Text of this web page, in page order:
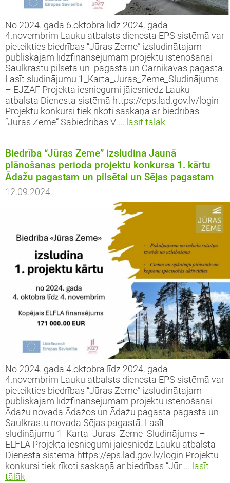
No 2024. gada 6.oktobra līdz 2024. gada
4.novembrim Lauku atbalsts dienesta EPS sistēmā var
pieteikties biedrības “Jūras Zeme” izsludinātajam
publiskajam līdzfinansējumam projektu īstenošanai
Saulkrastu pilsētā un pagastā un Carnikavas pagastā.
Lasīt sludinājumu 1_Karta_Juras_Zeme_Sludinājums
– EJZAF Projekta iesniegumi jāiesniedz Lauku
atbalsta Dienesta sistēmā https://eps.lad.gov.lv/login
Projektu konkursi tiek rīkoti saskaņā ar biedrības
“Jūras Zeme” Sabiedrības V ... lasīt tālāk
Biedrība “Jūras Zeme” izsludina Jaunā
plānošanas perioda projektu konkursa 1. kārtu
Ādažu pagastam un pilsētai un Sējas pagastam
12.09.2024.
No 2024. gada 4.oktobra līdz 2024. gada
4.novembrim Lauku atbalsts dienesta EPS sistēmā var
pieteikties biedrības “Jūras Zeme” izsludinātajam
publiskajam līdzfinansējumam projektu īstenošanai
Ādažu novada Ādažos un Ādažu pagastā pagastā un
Saulkrastu novada Sējas pagastā. Lasīt
sludinājumu 1_Karta_Juras_Zeme_Sludinājums –
ELFLA Projekta iesniegumi jāiesniedz Lauku atbalsta
Dienesta sistēmā https://eps.lad.gov.lv/login Projektu
konkursi tiek rīkoti saskaņā ar biedrības “Jūr ... lasīt
tālāk